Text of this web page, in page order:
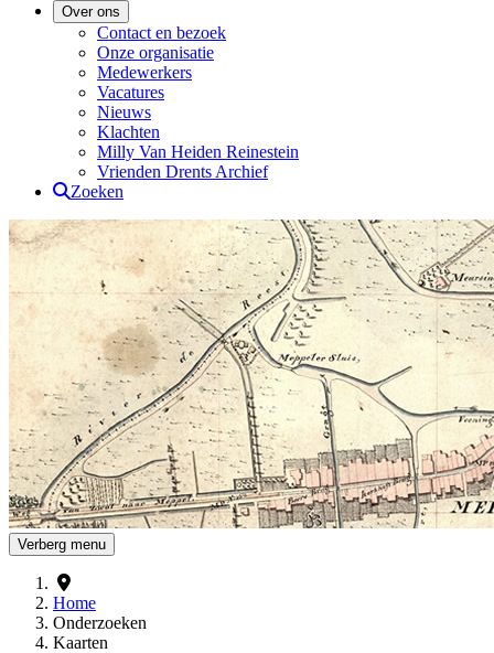
Over ons
Contact en bezoek
Onze organisatie
Medewerkers
Vacatures
Nieuws
Klachten
Milly Van Heiden Reinestein
Vrienden Drents Archief
Zoeken
Drents Archief
Verberg menu
Home
Onderzoeken
Kaarten